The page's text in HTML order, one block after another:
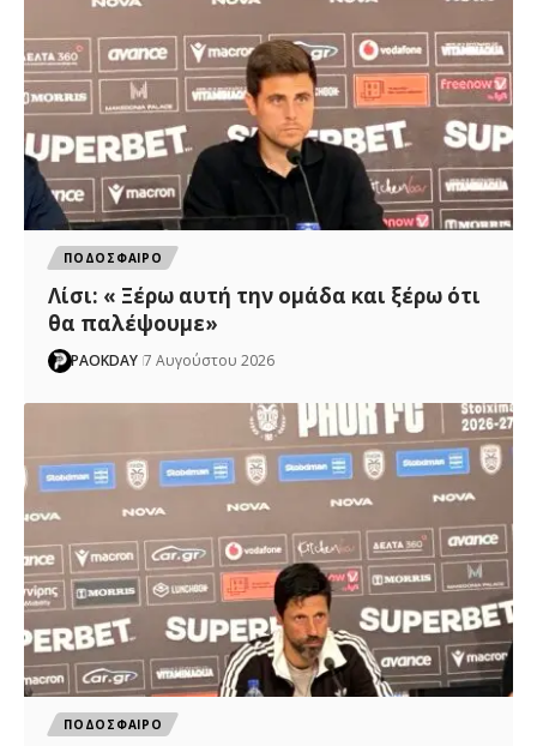
ΠΟΔΟΣΦΑΙΡΟ
Λίσι: « Ξέρω αυτή την ομάδα και ξέρω ότι
θα παλέψουμε»
PAOKDAY 7 Αυγούστου 2026
ΠΟΔΟΣΦΑΙΡΟ